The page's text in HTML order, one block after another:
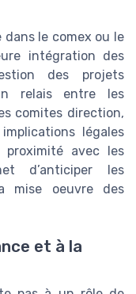
le comex ou le
intégration des
des projets
relais entre les
comites direction,
légales
avec les
d’anticiper les
mise oeuvre des
et à la